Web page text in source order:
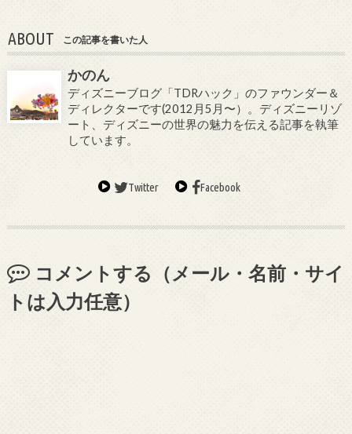
ABOUT この記事を書いた人
かのん
ディズニーブログ「TDRハック」のファウンダー＆
ディレクターです(2012月5月〜）。ディズニーリゾ
ート、ディズニーの世界の魅力を伝える記事を執筆
しています。
Twitter Facebook
コメントする（メール・名前・サイ
トは入力任意）